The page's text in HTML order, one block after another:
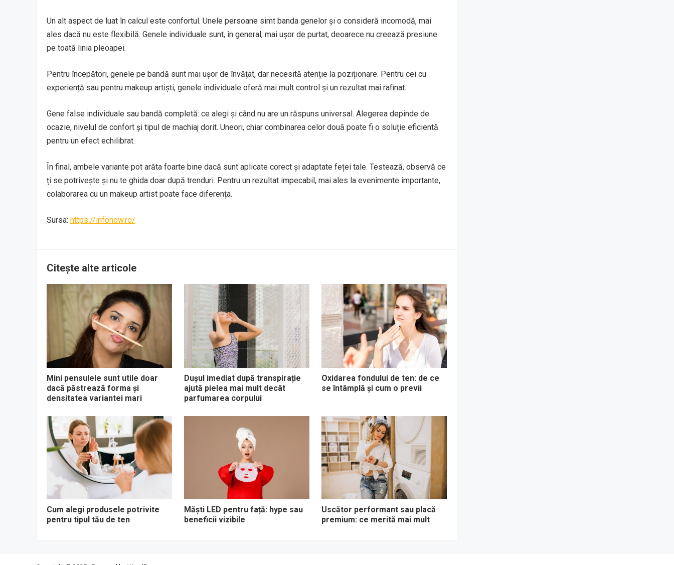
Un alt aspect de luat în calcul este confortul. Unele persoane simt banda genelor și o consideră incomodă, mai
ales dacă nu este flexibilă. Genele individuale sunt, în general, mai ușor de purtat, deoarece nu creează presiune
pe toată linia pleoapei.
Pentru începători, genele pe bandă sunt mai ușor de învățat, dar necesită atenție la poziționare. Pentru cei cu
experiență sau pentru makeup artiști, genele individuale oferă mai mult control și un rezultat mai rafinat.
Gene false individuale sau bandă completă: ce alegi și când nu are un răspuns universal. Alegerea depinde de
ocazie, nivelul de confort și tipul de machiaj dorit. Uneori, chiar combinarea celor două poate fi o soluție eficientă
pentru un efect echilibrat.
În final, ambele variante pot arăta foarte bine dacă sunt aplicate corect și adaptate feței tale. Testează, observă ce
ți se potrivește și nu te ghida doar după trenduri. Pentru un rezultat impecabil, mai ales la evenimente importante,
colaborarea cu un makeup artist poate face diferența.
Sursa: https://infonow.ro/
Citește alte articole
Mini pensulele sunt utile doar
dacă păstrează forma și
densitatea variantei mari
Dușul imediat după transpirație
ajută pielea mai mult decât
parfumarea corpului
Oxidarea fondului de ten: de ce
se întâmplă și cum o previi
Cum alegi produsele potrivite
pentru tipul tău de ten
Măști LED pentru față: hype sau
beneficii vizibile
Uscător performant sau placă
premium: ce merită mai mult